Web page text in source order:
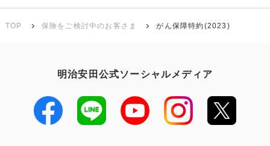
TOP 保険をご検討中のお客さま がん保障特約(2023)
明治安田公式ソーシャルメディア